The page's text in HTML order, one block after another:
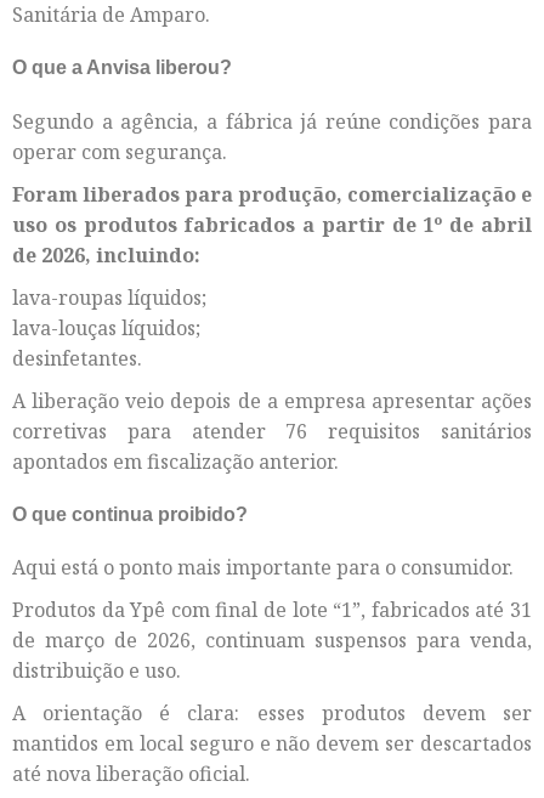
Sanitária de Amparo.
O que a Anvisa liberou?
Segundo a agência, a fábrica já reúne condições para
operar com segurança.
Foram liberados para produção, comercialização e
uso os produtos fabricados a partir de 1º de abril
de 2026, incluindo:
lava-roupas líquidos;
lava-louças líquidos;
desinfetantes.
A liberação veio depois de a empresa apresentar ações
corretivas para atender 76 requisitos sanitários
apontados em fiscalização anterior.
O que continua proibido?
Aqui está o ponto mais importante para o consumidor.
Produtos da Ypê com final de lote “1”, fabricados até 31
de março de 2026, continuam suspensos para venda,
distribuição e uso.
A orientação é clara: esses produtos devem ser
mantidos em local seguro e não devem ser descartados
até nova liberação oficial.